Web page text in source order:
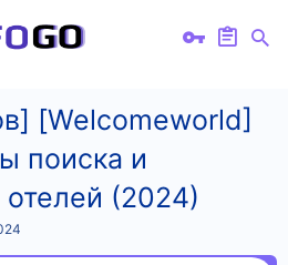
[Welcomeworld]
поиска и
(2024)